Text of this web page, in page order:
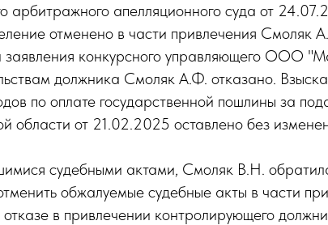
арбитражного апелляционного суда от
отменено в части привлечения Смоляк
заявления конкурсного управляющего ООО
должника Смоляк А.Ф. отказано.
по оплате государственной пошлины за
области от 21.02.2025 оставлено без
судебными актами, Смоляк В.Н.
обжалуемые судебные акты в части
в привлечении контролирующего